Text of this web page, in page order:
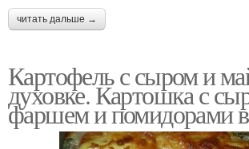
читать дальше →
Картофель с сыром и
духовке. Картошка с
фаршем и помидорами